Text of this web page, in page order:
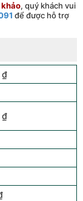
, quý khách vui
để được hỗ trợ
₫
₫